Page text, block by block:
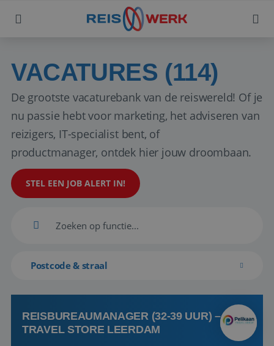
VACATURES (114)
De grootste vacaturebank van de reiswereld! Of je
nu passie hebt voor marketing, het adviseren van
reizigers, IT-specialist bent, of
productmanager, ontdek hier jouw droombaan.
STEL EEN JOB ALERT IN!
Postcode & straal
REISBUREAUMANAGER (32-39 UUR) –
TRAVEL STORE LEERDAM